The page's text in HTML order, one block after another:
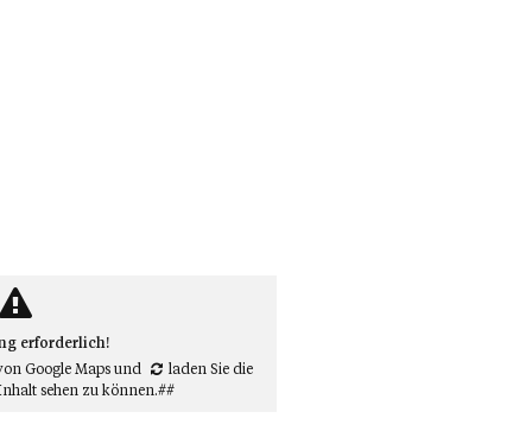
erforderlich!
Google Mapsund
laden Sie die
sehen zu können.##